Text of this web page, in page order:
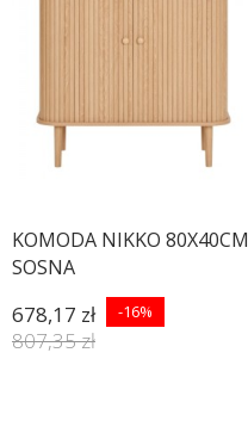
KOMODA NIKKO 80X40CM
SOSNA
678,17 zł -16%
807,35 zł